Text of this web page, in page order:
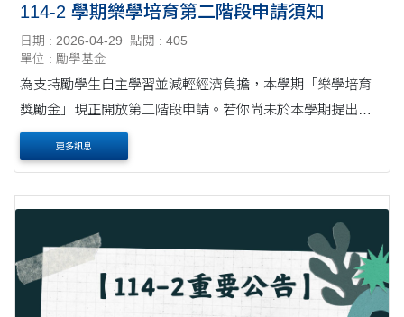
114-2 學期樂學培育第二階段申請須知
日期 : 2026-04-29
點閱 : 405
單位 : 勵學基金
為支持勵學生自主學習並減輕經濟負擔，本學期「樂學培育
獎勵金」現正開放第二階段申請。若你尚未於本學期提出申
請，請務必把握本次機會。 【申請流程】 職涯測驗： 請先完
成 UCAN 平台之相關職涯評估....
更多訊息